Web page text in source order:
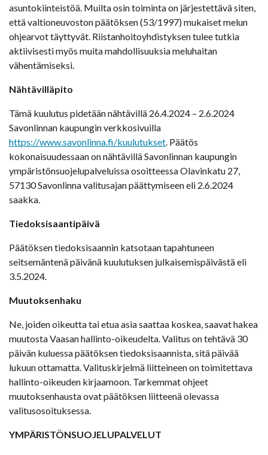
asuntokiinteistöä. Muilta osin toiminta on järjestettävä siten,
että valtioneuvoston päätöksen (53/1997) mukaiset melun
ohjearvot täyttyvät. Riistanhoitoyhdistyksen tulee tutkia
aktiivisesti myös muita mahdollisuuksia meluhaitan
vähentämiseksi.
Nähtävilläpito
Tämä kuulutus pidetään nähtävillä 26.4.2024 – 2.6.2024
Savonlinnan kaupungin verkkosivuilla
https://www.savonlinna.fi/kuulutukset. Päätös
kokonaisuudessaan on nähtävillä Savonlinnan kaupungin
ympäristönsuojelupalveluissa osoitteessa Olavinkatu 27,
57130 Savonlinna valitusajan päättymiseen eli 2.6.2024
saakka.
Tiedoksisaantipäivä
Päätöksen tiedoksisaannin katsotaan tapahtuneen
seitsemäntenä päivänä kuulutuksen julkaisemispäivästä eli
3.5.2024.
Muutoksenhaku
Ne, joiden oikeutta tai etua asia saattaa koskea, saavat hakea
muutosta Vaasan hallinto-oikeudelta. Valitus on tehtävä 30
päivän kuluessa päätöksen tiedoksisaannista, sitä päivää
lukuun ottamatta. Valituskirjelmä liitteineen on toimitettava
hallinto-oikeuden kirjaamoon. Tarkemmat ohjeet
muutoksenhausta ovat päätöksen liitteenä olevassa
valitusosoituksessa.
YMPÄRISTÖNSUOJELUPALVELUT